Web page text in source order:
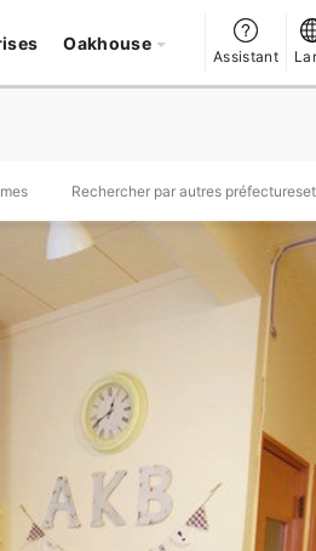
Oakhouse
Assistant
Rechercher par autres